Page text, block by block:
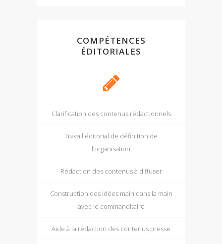
COMPÉTENCES
ÉDITORIALES
Clarification des contenus rédactionnels
Travail éditorial de définition de
l’organisation
Rédaction des contenus à diffuser
Construction des idées main dans la main
avec le commanditaire
Aide à la rédaction des contenus presse